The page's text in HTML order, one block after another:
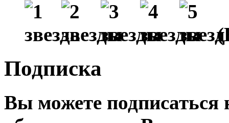
Подписка
Вы можете подписаться